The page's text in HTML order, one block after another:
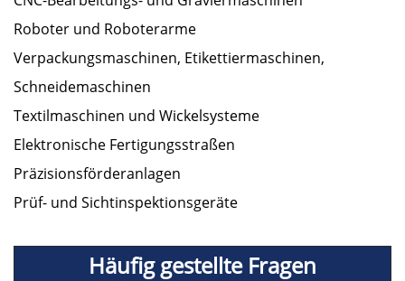
Roboter und Roboterarme
Verpackungsmaschinen, Etikettiermaschinen,
Schneidemaschinen
Textilmaschinen und Wickelsysteme
Elektronische Fertigungsstraßen
Präzisionsförderanlagen
Prüf- und Sichtinspektionsgeräte
Häufig gestellte Fragen